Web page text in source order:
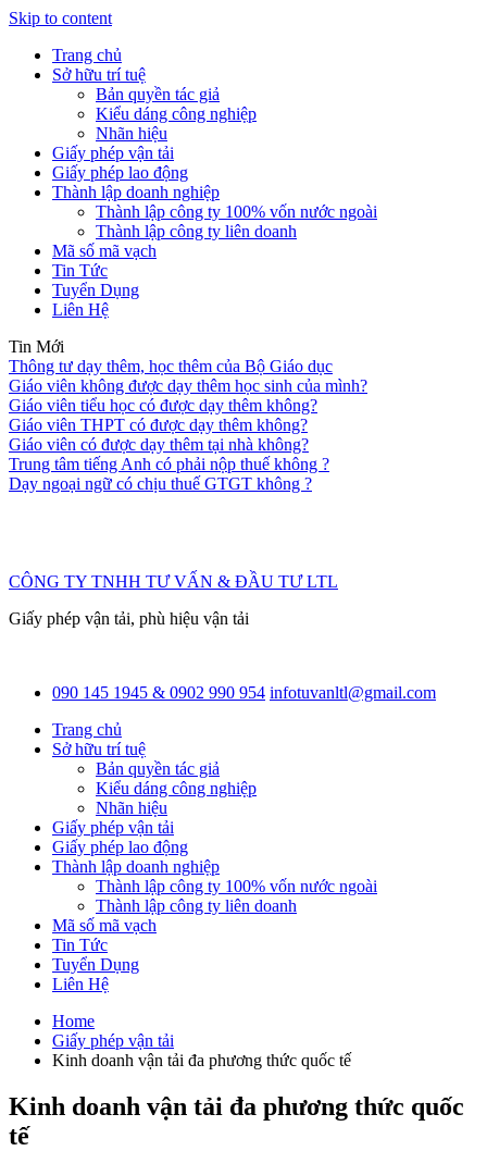
Skip to content
Trang chủ
Sở hữu trí tuệ
Bản quyền tác giả
Kiểu dáng công nghiệp
Nhãn hiệu
Giấy phép vận tải
Giấy phép lao động
Thành lập doanh nghiệp
Thành lập công ty 100% vốn nước ngoài
Thành lập công ty liên doanh
Mã số mã vạch
Tin Tức
Tuyển Dụng
Liên Hệ
Tin Mới
Thông tư dạy thêm, học thêm của Bộ Giáo dục
Giáo viên không được dạy thêm học sinh của mình?
Giáo viên tiểu học có được dạy thêm không?
Giáo viên THPT có được dạy thêm không?
Giáo viên có được dạy thêm tại nhà không?
Trung tâm tiếng Anh có phải nộp thuế không ?
Dạy ngoại ngữ có chịu thuế GTGT không ?
CÔNG TY TNHH TƯ VẤN & ĐẦU TƯ LTL
Giấy phép vận tải, phù hiệu vận tải
090 145 1945 & 0902 990 954 infotuvanltl@gmail.com
Trang chủ
Sở hữu trí tuệ
Bản quyền tác giả
Kiểu dáng công nghiệp
Nhãn hiệu
Giấy phép vận tải
Giấy phép lao động
Thành lập doanh nghiệp
Thành lập công ty 100% vốn nước ngoài
Thành lập công ty liên doanh
Mã số mã vạch
Tin Tức
Tuyển Dụng
Liên Hệ
Home
Giấy phép vận tải
Kinh doanh vận tải đa phương thức quốc tế
Kinh doanh vận tải đa phương thức quốc
tế